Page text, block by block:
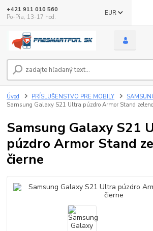
EUR
+421 911 010 560
Po-Pia, 13-17 hod.
Úvod PRÍSLUŠENSTVO PRE MOBILY
Samsung Galaxy S21 Ultra púzdro Armor Stand
Samsung Galaxy S21
púzdro Armor Stand
čierne